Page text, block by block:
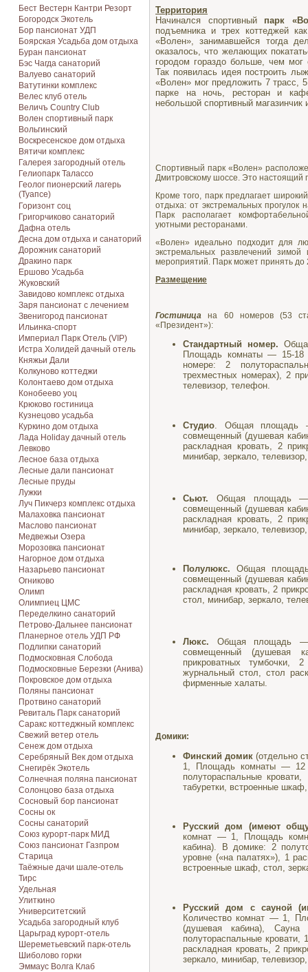
Бест Вестерн Кантри Резорт
Богородск Экотель
Бор пансионат УДП
Боярская Усадьба дом отдыха
Буран пансионат
Бэс Чагда санаторий
Валуево санаторий
Ватутинки комплекс
Велес клуб отель
Величъ Country Club
Волен спортивный парк
Вольгинский
Воскресенское дом отдыха
Вятичи комплекс
Галерея загородный отель
Гелиопарк Талассо
Геолог пионерский лагерь
(Туапсе)
Горизонт соц
Григорчиково санаторий
Дафна отель
Десна дом отдыха и санаторий
Дорожник санаторий
Дракино парк
Ершово Усадьба
Жуковский
Завидово комплекс отдыха
Заря пансионат с лечением
Звенигород пансионат
Ильинка-спорт
Империал Парк Отель (VIP)
Истра Холидей дачный отель
Княжьи Дали
Колкуново коттеджи
Колонтаево дом отдыха
Конобеево уоц
Крюково гостиница
Кузнецово усадьба
Куркино дом отдыха
Лада Holiday дачный отель
Левково
Лесное база отдыха
Лесные дали пансионат
Лесные пруды
Лужки
Луч Пикчерз комплекс отдыха
Малаховка пансионат
Маслово пансионат
Медвежьи Озера
Морозовка пансионат
Нагорное дом отдыха
Назарьево пансионат
Огниково
Олимп
Олимпиец ЦМС
Переделкино санаторий
Петрово-Дальнее пансионат
Планерное отель УДП РФ
Подлипки санаторий
Подмосковная Cлобода
Подмосковные Березки (Анива)
Покровское дом отдыха
Поляны пансионат
Протвино санаторий
Ревиталь Парк санаторий
Саракс коттеджный комплекс
Свежий ветер отель
Сенеж дом отдыха
Серебряный Век дом отдыха
Снегирёк Экотель
Солнечная поляна пансионат
Солонцово база отдыха
Сосновый бор пансионат
Сосны ок
Сосны санаторий
Союз курорт-парк МИД
Союз пансионат Газпром
Старица
Таёжные дачи шале-отель
Тирс
Удельная
Улиткино
Университетский
Усадьба загородный клуб
Царьград курорт-отель
Шереметьевский парк-отель
Шиболово горки
Эммаус Волга Клаб
Территория
Начинался спортивный парк
подъемника и трех коттеджей
«Волен», занимавшейся тогда
оказалось, что желающих
городом гораздо больше, чем
Так появилась идея построить
«Волен» мог предложить 7 трасс,
парке на ночь, ресторан и
небольшой спортивный магазинчик
Спортивный парк «Волен»
Дмитровскому шоссе. Это настоящий
Кроме того, парк предлагает
отдыха: от экстремальных прогулок
Парк располагает
уютными ресторанами.
«Волен» идеально подходит для
экстремальных развлечений
мероприятий. Парк может принять до
Размещение
Гостиница на 60 номеров (53
«Президент»):
Стандартный номер.
Площадь комнаты — 15-
номере: 2
трехместных номерах), 2
телевизор, телефон.
Студио . Общая
совмещенный (душевая
раскладная кровать, 2
минибар, зеркало,
Сьют. Общая площадь
совмещенный (душевая
раскладная кровать, 2
минибар, зеркало,
Полулюкс. Общая
совмещенный (душевая
раскладная кровать, 2
стол, минибар, зеркало,
Люкс. Общая площадь
совмещенный (душевая
прикроватных
журнальный стол, стол
фирменные халаты.
Домики:
Финский домик (отдельно
1, Площадь комнаты —
полутораспальные
табуретки, встроенные
Русский дом (имеют
комнат — 1, Площадь
кабина). В домике: 2
уровне («на палатях»), 1
встроенные шкаф, стол,
Русский дом с сауной
Количество комнат — 1,
(душевая кабина),
полутораспальные
раскладная кровать, 2
зеркало, минибар,